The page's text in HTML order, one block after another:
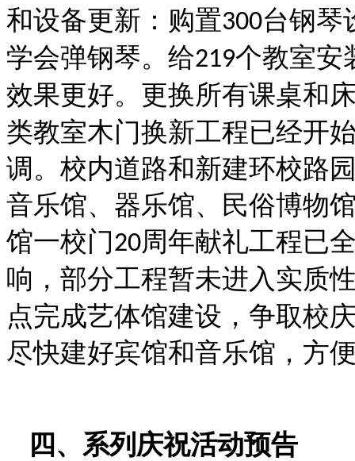
和设备更新：购置300台钢琴
学会弹钢琴。给219个教室安
效果更好。更换所有课桌和
类教室木门换新工程已经开
调。校内道路和新建环校路
音乐馆、器乐馆、民俗博物
馆一校门20周年献礼工程已
响，部分工程暂未进入实质
点完成艺体馆建设，争取校
尽快建好宾馆和音乐馆，方
四、系列庆祝活动预告